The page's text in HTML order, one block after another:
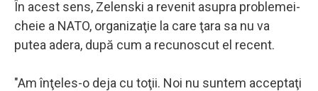
În acest sens, Zelenski a revenit asupra problemei-
cheie a NATO, organizaţie la care ţara sa nu va
putea adera, după cum a recunoscut el recent.
"Am înţeles-o deja cu toţii. Noi nu suntem acceptaţi